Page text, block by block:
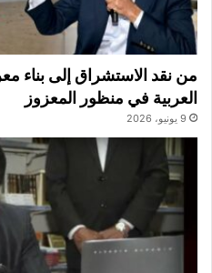
من نقد الاستشراق إلى بناء
العربية في منظور المعزوز
9 يونيو، 2026